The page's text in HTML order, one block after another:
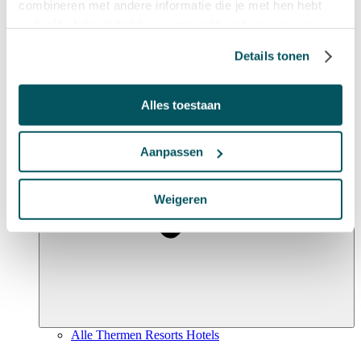
combineren met andere informatie die je met hen hebt
Details tonen
Alles toestaan
Aanpassen
Weigeren
Alle Thermen Resorts Hotels